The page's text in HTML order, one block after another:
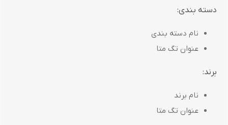
دسته بندی:
نام دسته بندی
عنوان تگ متا
برند:
نام برند
عنوان تگ متا